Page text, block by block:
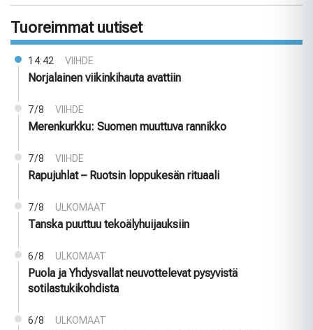
Tuoreimmat uutiset
14:42 VIIHDE
Norjalainen viikinkihauta avattiin
7/8 VIIHDE
Merenkurkku: Suomen muuttuva rannikko
7/8 VIIHDE
Rapujuhlat – Ruotsin loppukesän rituaali
7/8 ULKOMAAT
Tanska puuttuu tekoälyhuijauksiin
6/8 ULKOMAAT
Puola ja Yhdysvallat neuvottelevat pysyvistä
sotilastukikohdista
6/8 ULKOMAAT